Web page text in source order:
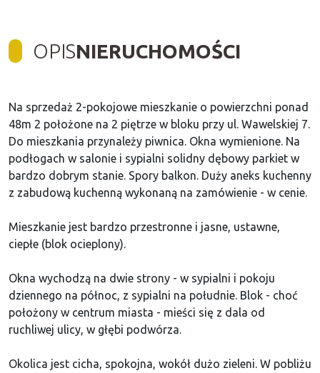
OPISNIERUCHOMOŚCI
Na sprzedaż 2-pokojowe mieszkanie o powierzchni ponad
48m 2 położone na 2 piętrze w bloku przy ul. Wawelskiej 7.
Do mieszkania przynależy piwnica. Okna wymienione. Na
podłogach w salonie i sypialni solidny dębowy parkiet w
bardzo dobrym stanie. Spory balkon. Duży aneks kuchenny
z zabudową kuchenną wykonaną na zamówienie - w cenie.
Mieszkanie jest bardzo przestronne i jasne, ustawne,
ciepłe (blok ocieplony).
Okna wychodzą na dwie strony - w sypialni i pokoju
dziennego na północ, z sypialni na południe. Blok - choć
położony w centrum miasta - mieści się z dala od
ruchliwej ulicy, w głębi podwórza.
Okolica jest cicha, spokojna, wokół dużo zieleni. W pobliżu